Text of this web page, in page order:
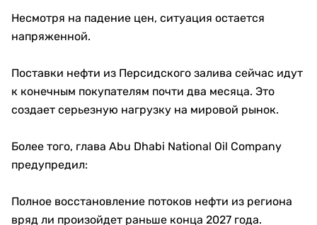
Несмотря на падение цен, ситуация остается
напряженной.
Поставки нефти из Персидского залива сейчас идут
к конечным покупателям почти два месяца. Это
создает серьезную нагрузку на мировой рынок.
Более того, глава Abu Dhabi National Oil Company
предупредил:
Полное восстановление потоков нефти из региона
вряд ли произойдет раньше конца 2027 года.